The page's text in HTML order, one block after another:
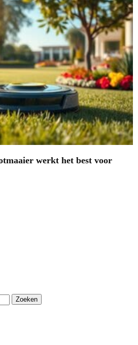
werkt het best voor